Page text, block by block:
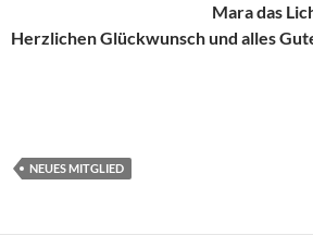
Mara das
Herzlichen Glückwunsch und alles
NEUES MITGLIED